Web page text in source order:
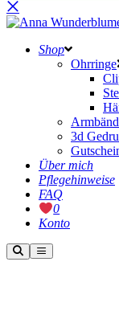
Shop
Ohrringe
3d
Über mich
Pflegehinweise
FAQ
0
Konto
Weitere
Informationen